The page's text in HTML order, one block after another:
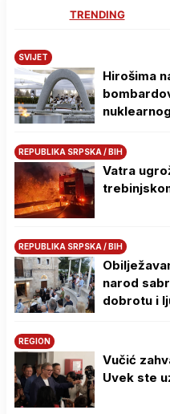
TRENDING
SVIJET
Hirošima
REPUBLIKA SRPSKA / BIH
Vatra
REPUBLIKA SRPSKA / BIH
narod
dobrotu i
REGION
Vučić
Uvek ste